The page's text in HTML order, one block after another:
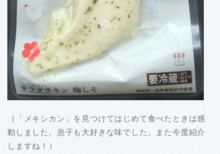
（「メキシカン」を見つけてはじめて食べたときは感
動しました。息子も大好きな味でした。また今度紹介
しますね！）